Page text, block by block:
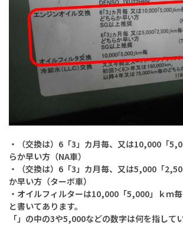
・（交換は）6「3」カ月毎、又は10,000「
らか早い方（NA車）
・
（交換は）6「3」カ月毎、又は5,000「
か早い方（ターボ車）
・オイルフィルターは10,000「5,000」ｋｍ毎
と書いてあります。
「」の中の3や5,000などの数字は何を指して